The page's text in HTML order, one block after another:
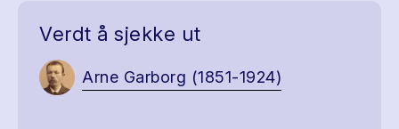
Verdt å sjekke ut
Arne Garborg (1851-1924)